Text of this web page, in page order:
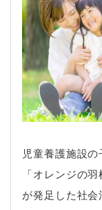
児童養護施設
「オレンジの
が発足した社会